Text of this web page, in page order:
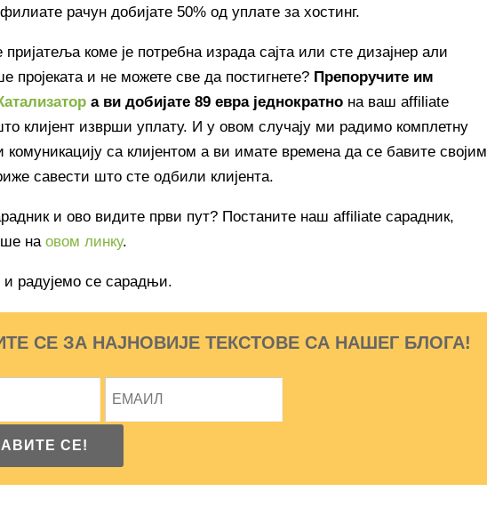
рачун добијате 50% од уплате за хостинг.
коме је потребна израда сајта или сте дизајнер али
пројеката и не можете све да постигнете? Препоручите им
а ви добијате 89 евра једнократно на ваш affiliate
клијент изврши уплату. И у овом случају ми радимо комплетну
комуникацију са клијентом а ви имате времена да се бавите својим
савести што сте одбили клијента.
и ово видите први пут? Постаните наш affiliate сарадник,
на овом линку.
радујемо се сарадњи.
СЕ ЗА НАЈНОВИЈЕ ТЕКСТОВЕ СА НАШЕГ БЛОГА!